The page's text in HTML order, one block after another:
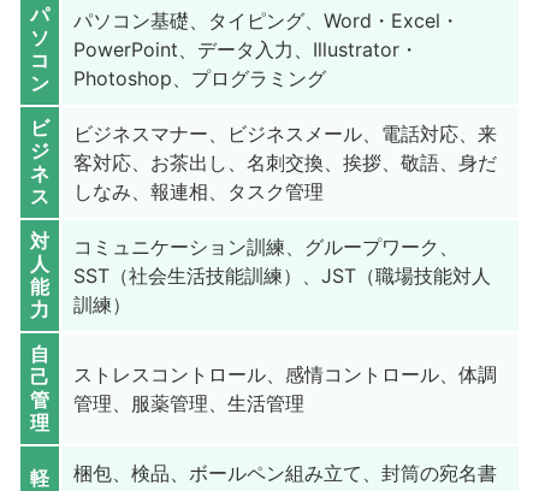
パ
ソ
コ
ン
パソコン基礎、タイピング、Word・Excel・
PowerPoint、データ入力、Illustrator・
Photoshop、プログラミング
ビ
ジ
ネ
ス
ビジネスマナー、ビジネスメール、電話対応、来
客対応、お茶出し、名刺交換、挨拶、敬語、身だ
しなみ、報連相、タスク管理
対
人
能
力
コミュニケーション訓練、グループワーク、
SST（社会生活技能訓練）、JST（職場技能対人
訓練）
自
己
管
理
ストレスコントロール、感情コントロール、体調
管理、服薬管理、生活管理
軽
梱包、検品、ボールペン組み立て、封筒の宛名書